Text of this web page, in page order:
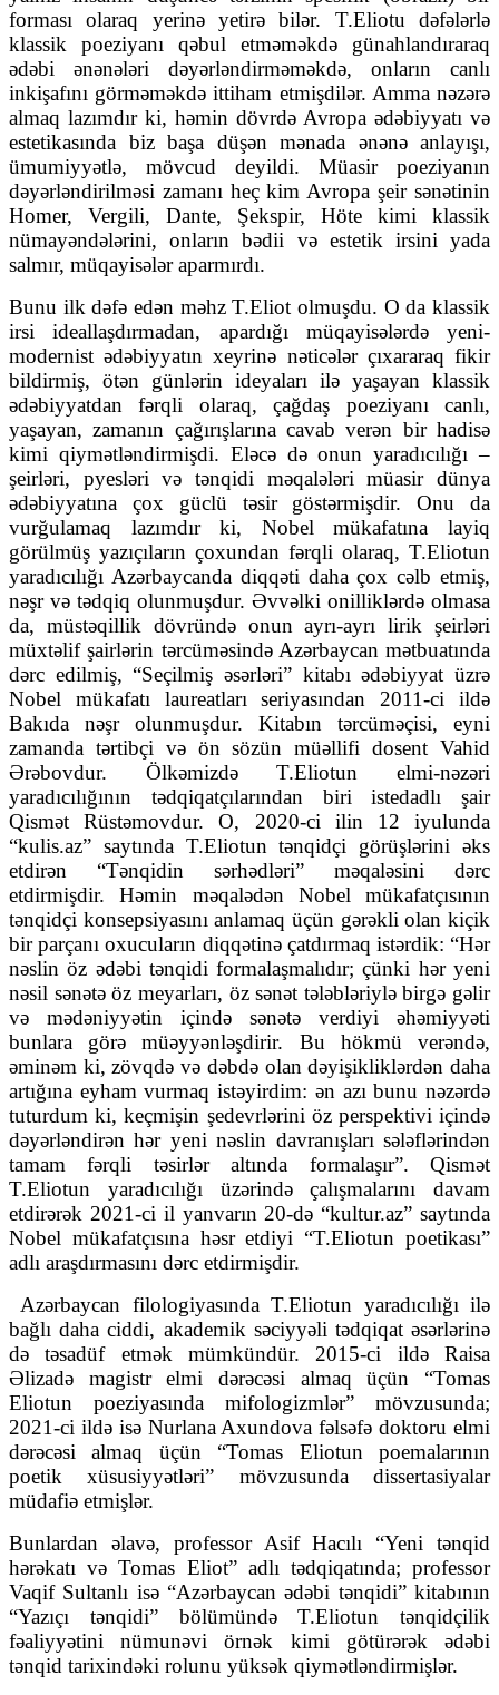
forması olaraq yerinə yetirə bilər. T.Eliotu dəfələrlə
klassik poeziyanı qəbul etməməkdə günahlandıraraq
ədəbi ənənələri dəyərləndirməməkdə, onların canlı
inkişafını görməməkdə ittiham etmişdilər. Amma nəzərə
almaq lazımdır ki, həmin dövrdə Avropa ədəbiyyatı və
estetikasında biz başa düşən mənada ənənə anlayışı,
ümumiyyətlə, mövcud deyildi. Müasir poeziyanın
dəyərləndirilməsi zamanı heç kim Avropa şeir sənətinin
Homer, Vergili, Dante, Şekspir, Höte kimi klassik
nümayəndələrini, onların bədii və estetik irsini yada
salmır, müqayisələr aparmırdı.
Bunu ilk dəfə edən məhz T.Eliot olmuşdu. O da klassik
irsi ideallaşdırmadan, apardığı müqayisələrdə yeni-
modernist ədəbiyyatın xeyrinə nəticələr çıxararaq fikir
bildirmiş, ötən günlərin ideyaları ilə yaşayan klassik
ədəbiyyatdan fərqli olaraq, çağdaş poeziyanı canlı,
yaşayan, zamanın çağırışlarına cavab verən bir hadisə
kimi qiymətləndirmişdi. Eləcə də onun yaradıcılığı –
şeirləri, pyesləri və tənqidi məqalələri müasir dünya
ədəbiyyatına çox güclü təsir göstərmişdir. Onu da
vurğulamaq lazımdır ki, Nobel mükafatına layiq
görülmüş yazıçıların çoxundan fərqli olaraq, T.Eliotun
yaradıcılığı Azərbaycanda diqqəti daha çox cəlb etmiş,
nəşr və tədqiq olunmuşdur. Əvvəlki onilliklərdə olmasa
da, müstəqillik dövründə onun ayrı-ayrı lirik şeirləri
müxtəlif şairlərin tərcüməsində Azərbaycan mətbuatında
dərc edilmiş, “Seçilmiş əsərləri” kitabı ədəbiyyat üzrə
Nobel mükafatı laureatları seriyasından 2011-ci ildə
Bakıda nəşr olunmuşdur. Kitabın tərcüməçisi, eyni
zamanda tərtibçi və ön sözün müəllifi dosent Vahid
Ərəbovdur. Ölkəmizdə T.Eliotun elmi-nəzəri
yaradıcılığının tədqiqatçılarından biri istedadlı şair
Qismət Rüstəmovdur. O, 2020-ci ilin 12 iyulunda
“kulis.az” saytında T.Eliotun tənqidçi görüşlərini əks
etdirən “Tənqidin sərhədləri” məqaləsini dərc
etdirmişdir. Həmin məqalədən Nobel mükafatçısının
tənqidçi konsepsiyasını anlamaq üçün gərəkli olan kiçik
bir parçanı oxucuların diqqətinə çatdırmaq istərdik: “Hər
nəslin öz ədəbi tənqidi formalaşmalıdır; çünki hər yeni
nəsil sənətə öz meyarları, öz sənət tələbləriylə birgə gəlir
və mədəniyyətin içində sənətə verdiyi əhəmiyyəti
bunlara görə müəyyənləşdirir. Bu hökmü verəndə,
əminəm ki, zövqdə və dəbdə olan dəyişikliklərdən daha
artığına eyham vurmaq istəyirdim: ən azı bunu nəzərdə
tuturdum ki, keçmişin şedevrlərini öz perspektivi içində
dəyərləndirən hər yeni nəslin davranışları sələflərindən
tamam fərqli təsirlər altında formalaşır”. Qismət
T.Eliotun yaradıcılığı üzərində çalışmalarını davam
etdirərək 2021-ci il yanvarın 20-də “kultur.az” saytında
Nobel mükafatçısına həsr etdiyi “T.Eliotun poetikası”
adlı araşdırmasını dərc etdirmişdir.
Azərbaycan filologiyasında T.Eliotun yaradıcılığı ilə
bağlı daha ciddi, akademik səciyyəli tədqiqat əsərlərinə
də təsadüf etmək mümkündür. 2015-ci ildə Raisa
Əlizadə magistr elmi dərəcəsi almaq üçün “Tomas
Eliotun poeziyasında mifologizmlər” mövzusunda;
2021-ci ildə isə Nurlana Axundova fəlsəfə doktoru elmi
dərəcəsi almaq üçün “Tomas Eliotun poemalarının
poetik xüsusiyyətləri” mövzusunda dissertasiyalar
müdafiə etmişlər.
Bunlardan əlavə, professor Asif Hacılı “Yeni tənqid
hərəkatı və Tomas Eliot” adlı tədqiqatında; professor
Vaqif Sultanlı isə “Azərbaycan ədəbi tənqidi” kitabının
“Yazıçı tənqidi” bölümündə T.Eliotun tənqidçilik
fəaliyyətini nümunəvi örnək kimi götürərək ədəbi
tənqid tarixindəki rolunu yüksək qiymətləndirmişlər.